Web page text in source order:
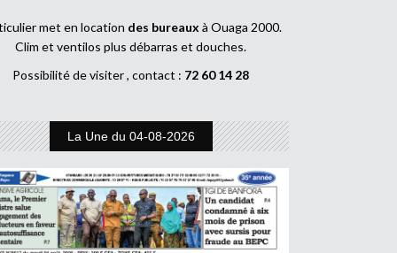
met en location des bureaux à Ouaga 2000.
Clim et ventilos plus débarras et douches.
Possibilité de visiter , contact : 72 60 14 28
La Une du 04-08-2026